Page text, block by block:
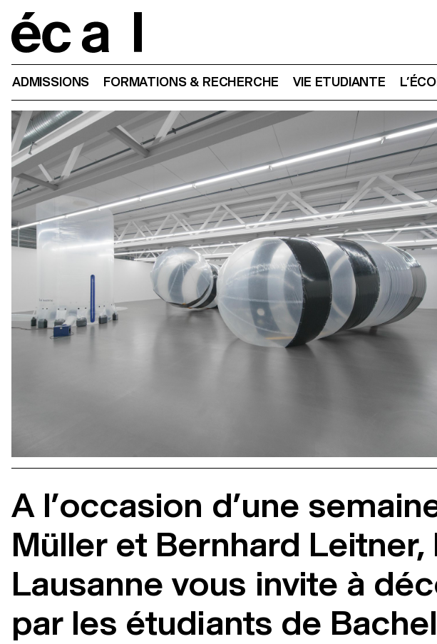
ADMISSIONS FORMATIONS & RECHERCHE VIE ETUDIANTE
A l’occasion d’une
Müller et Bernhard Leitner,
Lausanne vous invite à
par les étudiants de